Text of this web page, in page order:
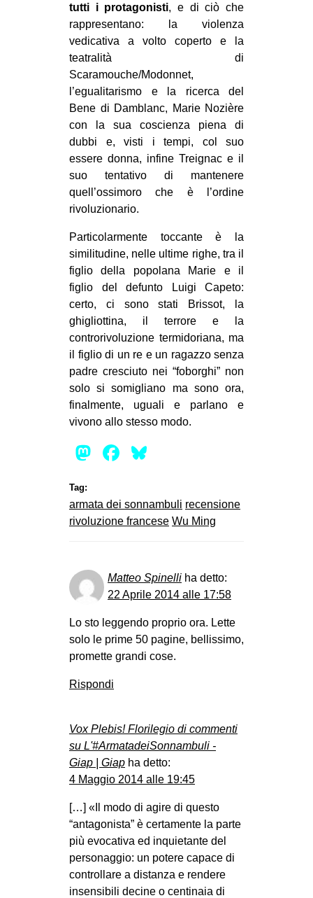
tutti i protagonisti, e di ciò che
rappresentano: la violenza
vedicativa a volto coperto e la
teatralità di
Scaramouche/Modonnet,
l’egualitarismo e la ricerca del
Bene di Damblanc, Marie Nozière
con la sua coscienza piena di
dubbi e, visti i tempi, col suo
essere donna, infine Treignac e il
suo tentativo di mantenere
quell’ossimoro che è l’ordine
rivoluzionario.
Particolarmente toccante è la
similitudine, nelle ultime righe, tra il
figlio della popolana Marie e il
figlio del defunto Luigi Capeto:
certo, ci sono stati Brissot, la
ghigliottina, il terrore e la
controrivoluzione termidoriana, ma
il figlio di un re e un ragazzo senza
padre cresciuto nei “foborghi” non
solo si somigliano ma sono ora,
finalmente, uguali e parlano e
vivono allo stesso modo.
Mastodon
Facebook
Tag:
armata dei sonnambuli recensione
rivoluzione francese Wu Ming
Matteo Spinelli ha detto:
22 Aprile 2014 alle 17:58
Lo sto leggendo proprio ora. Lette
solo le prime 50 pagine, bellissimo,
promette grandi cose.
Rispondi
Vox Plebis! Florilegio di commenti
su L'#ArmatadeiSonnambuli -
Giap | Giap ha detto:
4 Maggio 2014 alle 19:45
[…] «Il modo di agire di questo
“antagonista” è certamente la parte
più evocativa ed inquietante del
personaggio: un potere capace di
controllare a distanza e rendere
insensibili decine o centinaia di